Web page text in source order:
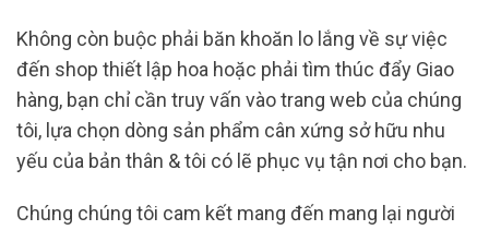
Không còn buộc phải băn khoăn lo lắng về sự việc
đến shop thiết lập hoa hoặc phải tìm thúc đẩy Giao
hàng, bạn chỉ cần truy vấn vào trang web của chúng
tôi, lựa chọn dòng sản phẩm cân xứng sở hữu nhu
yếu của bản thân & tôi có lẽ phục vụ tận nơi cho bạn.
Chúng chúng tôi cam kết mang đến mang lại người